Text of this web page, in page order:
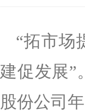
“拓市场
建促发展”
股份公司